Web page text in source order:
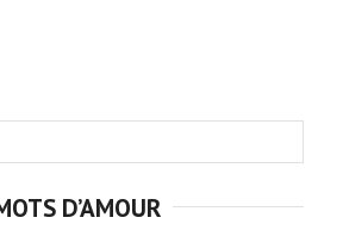
D’AMOUR